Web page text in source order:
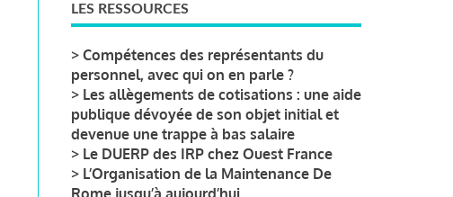
LES RESSOURCES
> Compétences des représentants du
personnel, avec qui on en parle ?
> Les allègements de cotisations : une aide
publique dévoyée de son objet initial et
devenue une trappe à bas salaire
> Le DUERP des IRP chez Ouest France
> L’Organisation de la Maintenance De
Rome jusqu’à aujourd’hui